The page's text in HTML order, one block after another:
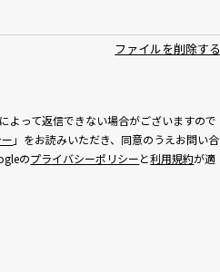
ファイルを削除する
よって返信できない場合がございますので
」をお読みいただき、同意のうえお問い合
のプライバシーポリシーと利用規約が適